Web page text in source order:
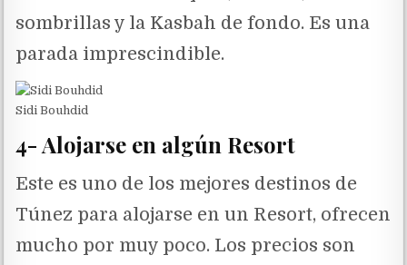
sombrillas y la Kasbah de fondo. Es una
parada imprescindible.
Sidi Bouhdid
4- Alojarse en algún Resort
Este es uno de los mejores destinos de
Túnez para alojarse en un Resort, ofrecen
mucho por muy poco. Los precios son